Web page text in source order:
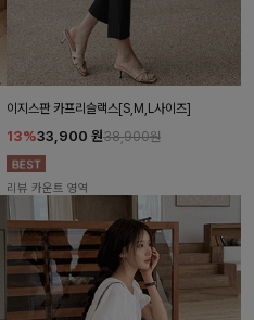
이지스판 카프리슬랙스[S,M,L사이즈]
13%33,900 원38,900원
리뷰 카운트 영역